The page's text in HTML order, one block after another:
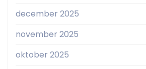
december 2025
november 2025
oktober 2025